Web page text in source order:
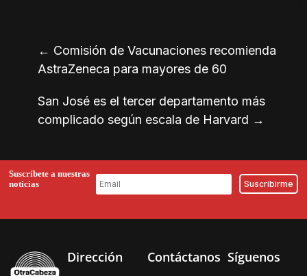
← Comisión de Vacunaciones recomienda
AstraZeneca para mayores de 60
San José es el tercer departamento más
complicado según escala de Harvard →
Suscríbete a nuestras
noticias
Dirección Contáctanos Síguenos